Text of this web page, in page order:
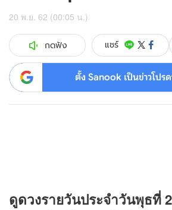
20 พ.ย. 62 (00:05 น.)
กดฟัง แชร์
ตั้ง Sanook เป็นข่าวโป
ดูดวงรายวันประจำวันพุธที่